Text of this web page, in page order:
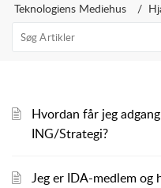
Teknologiens Mediehus
Hvordan får jeg
ING/Strategi?
Jeg er IDA-medlem og